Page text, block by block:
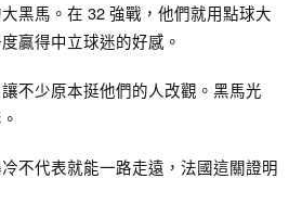
黑馬。在 32 強戰，他們就用點球大
贏得中立球迷的好感。
不少原本挺他們的人改觀。黑馬光
不代表就能一路走遠，法國這關證明